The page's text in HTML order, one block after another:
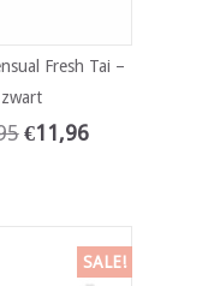
Fresh Tai –
zwart
€11,96
SALE!